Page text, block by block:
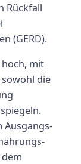
Rückfall
(GERD).
mit
die
Ausgangs-